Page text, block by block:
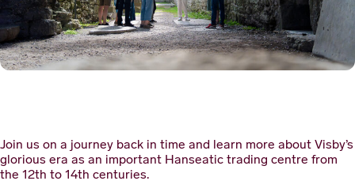
Join us on a journey back in time and learn more about Visby’s
glorious era as an important Hanseatic trading centre from
the 12th to 14th centuries.